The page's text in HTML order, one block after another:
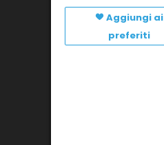
Aggiungi ai
preferiti